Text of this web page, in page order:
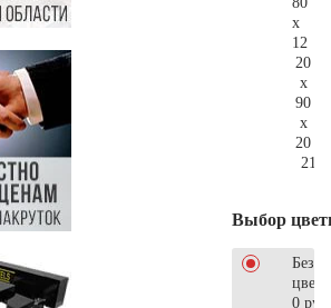
x
12
20
x
90
x
20
Выбор
Без
0 руб.